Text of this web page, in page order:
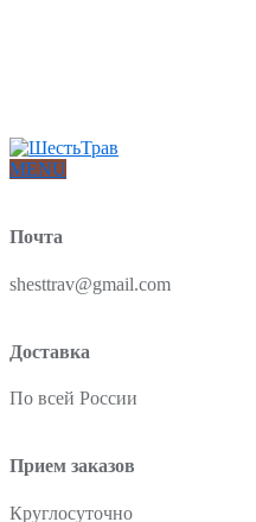
MENU
Почта
shesttrav@gmail.com
Доставка
По всей России
Прием заказов
Круглосуточно